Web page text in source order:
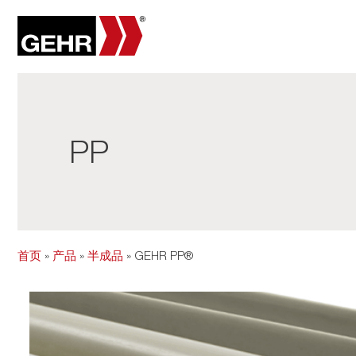
PP
首页 » 产品 » 半成品 » GEHR PP®